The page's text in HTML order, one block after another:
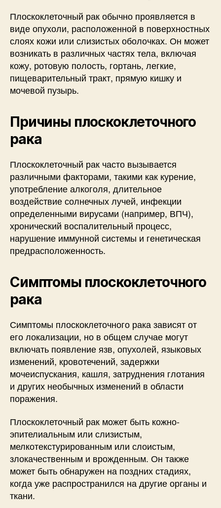
Плоскоклеточный рак обычно проявляется в
виде опухоли, расположенной в поверхностных
слоях кожи или слизистых оболочках. Он может
возникать в различных частях тела, включая
кожу, ротовую полость, гортань, легкие,
пищеварительный тракт, прямую кишку и
мочевой пузырь.
Причины плоскоклеточного
рака
Плоскоклеточный рак часто вызывается
различными факторами, такими как курение,
употребление алкоголя, длительное
воздействие солнечных лучей, инфекции
определенными вирусами (например, ВПЧ),
хронический воспалительный процесс,
нарушение иммунной системы и генетическая
предрасположенность.
Симптомы плоскоклеточного
рака
Симптомы плоскоклеточного рака зависят от
его локализации, но в общем случае могут
включать появление язв, опухолей, языковых
изменений, кровотечений, задержки
мочеиспускания, кашля, затруднения глотания
и других необычных изменений в области
поражения.
Плоскоклеточный рак может быть кожно-
эпителиальным или слизистым,
мелкотекстурированным или слоистым,
злокачественным и врожденным. Он также
может быть обнаружен на поздних стадиях,
когда уже распространился на другие органы и
ткани.